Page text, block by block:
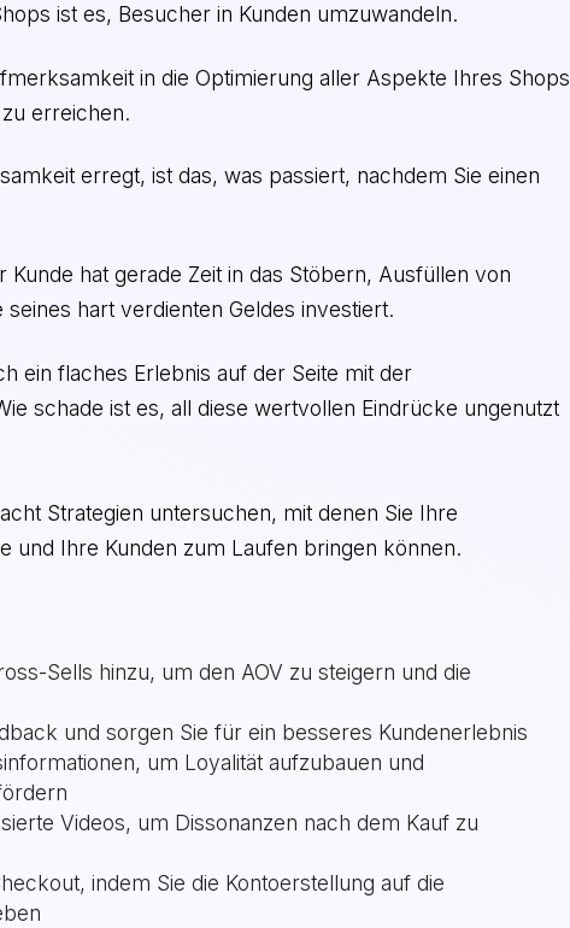
ist es, Besucher in Kunden umzuwandeln.
in die Optimierung aller Aspekte Ihres Shops
erreichen.
erregt, ist das, was passiert, nachdem Sie einen
hat gerade Zeit in das Stöbern, Ausfüllen von
hart verdienten Geldes investiert.
ein flaches Erlebnis auf der Seite mit der
schade ist es, all diese wertvollen Eindrücke ungenutzt
Strategien untersuchen, mit denen Sie Ihre
und Ihre Kunden zum Laufen bringen können.
Sells hinzu, um den AOV zu steigern und die
und sorgen Sie für ein besseres Kundenerlebnis
um Loyalität aufzubauen und
Videos, um Dissonanzen nach dem Kauf zu
indem Sie die Kontoerstellung auf die